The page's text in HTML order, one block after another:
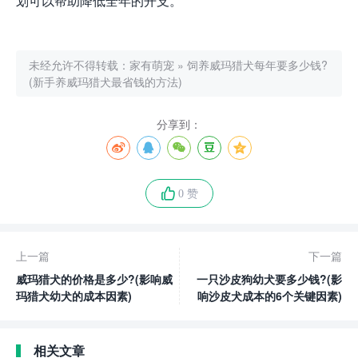
未经允许不得转载： 家有萌宠 » 饲养威玛猎犬每年要多少钱?
(新手养威玛猎犬最省钱的方法)
分享到：
0 赞
上一篇
威玛猎犬的价格是多少?(影响威
玛猎犬幼犬的成本因素)
下一篇
一只沙皮狗幼犬要多少钱?(影
响沙皮犬成本的6个关键因素)
相关文章